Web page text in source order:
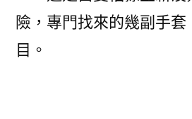
險，專門找來的幾副手
目。